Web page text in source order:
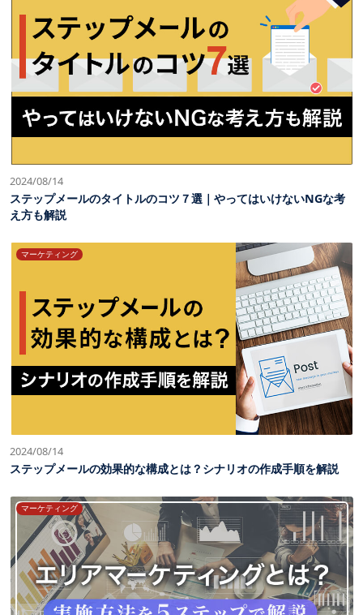
2024/08/14
ステップメールのタイトルのコツ７選｜やってはいけないNGな考
え方も解説
マーケティング
2024/08/14
ステップメールの効果的な構成とは？シナリオの作成手順を解説
マーケティング